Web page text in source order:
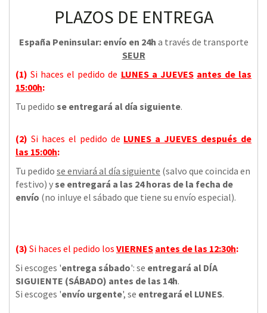
PLAZOS DE ENTREGA
España Peninsular: envío en 24h a través de transporte
SEUR
(1)Si haces el pedido de LUNES a JUEVES antes de las
15:00h:
Tu pedido se entregará al día siguiente.
(2) Si haces el pedido de LUNES a JUEVES después de
las 15:00h:
Tu pedido se enviará al día siguiente (salvo que coincida en
festivo) yse entregará a las 24 horas de la fecha de
envío (no inluye el sábado que tiene su envío especial).
(3) Si haces el pedido los VIERNES antes de las 12:30h:
Si escoges 'entrega sábado': se entregará al DÍA
SIGUIENTE (SÁBADO) antes de las 14h.
Si escoges 'envío urgente', se entregará el LUNES.